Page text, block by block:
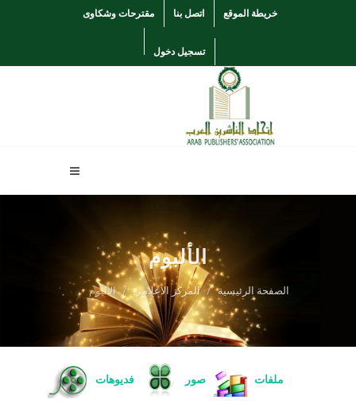
خريطة الموقع اتصل بنا مقترحات وشكاوى
تسجيل دخول
الألبوم
الصفحة الرئيسية المركز الاعلامي الألبوم
ملفات صور فديوهات